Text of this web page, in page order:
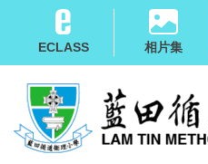
內
ECLASS 相片集